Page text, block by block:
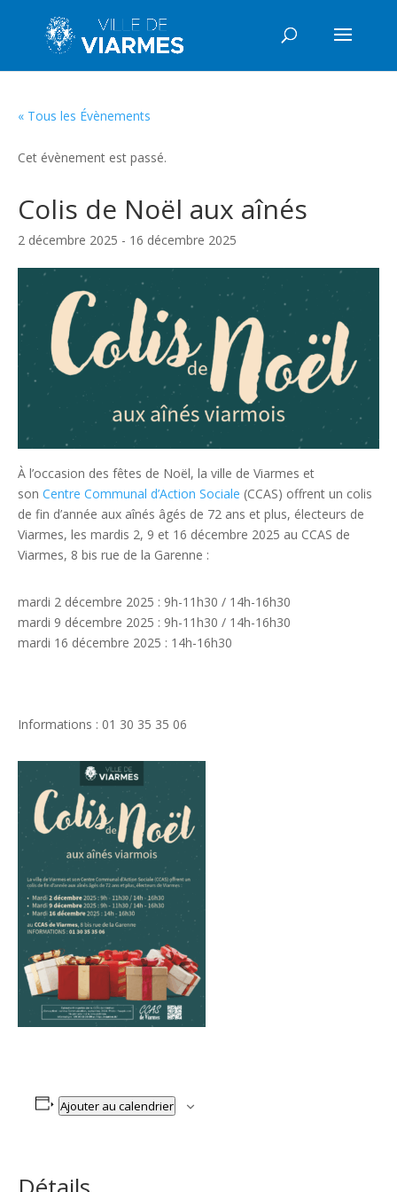
« Tous les Évènements
Cet évènement est passé.
Colis de Noël aux aînés
2 décembre 2025 - 16 décembre 2025
À l’occasion des fêtes de Noël, la ville de Viarmes et
son Centre Communal d’Action Sociale (CCAS) offrent un colis
de fin d’année aux aînés âgés de 72 ans et plus, électeurs de
Viarmes, les mardis 2, 9 et 16 décembre 2025 au CCAS de
Viarmes, 8 bis rue de la Garenne :
mardi 2 décembre 2025 : 9h-11h30 / 14h-16h30
mardi 9 décembre 2025 : 9h-11h30 / 14h-16h30
mardi 16 décembre 2025 : 14h-16h30
Informations : 01 30 35 35 06
Ajouter au calendrier